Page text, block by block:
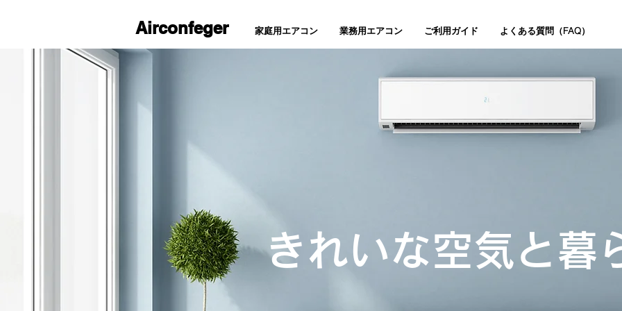
Airconfeger 家庭用エアコン 業務用エアコン ご利用ガイド よくある質問（FAQ）
きれいな空気と暮